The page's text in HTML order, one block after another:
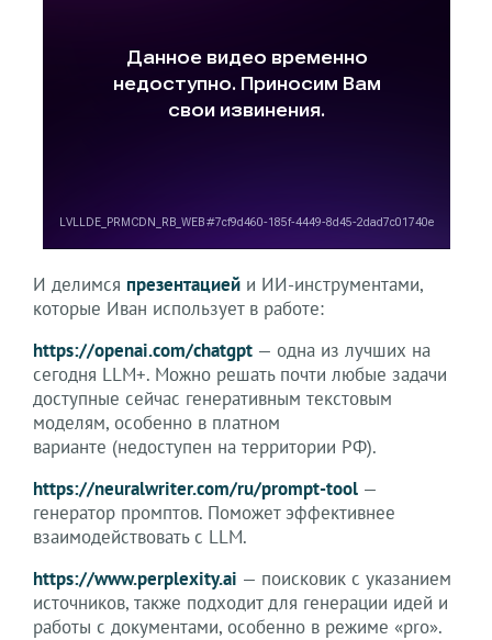
И делимся презентацией и ИИ-инструментами,
которые Иван использует в работе:
https://openai.com/chatgpt — одна из лучших на
сегодня LLM+. Можно решать почти любые задачи
доступные сейчас генеративным текстовым
моделям, особенно в платном
варианте (недоступен на территории РФ).
https://neuralwriter.com/ru/prompt-tool —
генератор промптов. Поможет эффективнее
взаимодействовать с LLM.
https://www.perplexity.ai — поисковик с указанием
источников, также подходит для генерации идей и
работы с документами, особенно в режиме «pro».